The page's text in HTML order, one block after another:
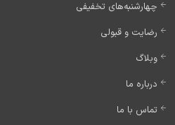
چهارشنبه‌های تخفیفی
رضایت و قبولی
وبلاگ
درباره ما
تماس با ما